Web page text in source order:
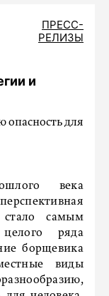
ПРЕСС-
РЕЛИЗЫ
и
опасность для
века
стало самым
ряда
борщевика
виды